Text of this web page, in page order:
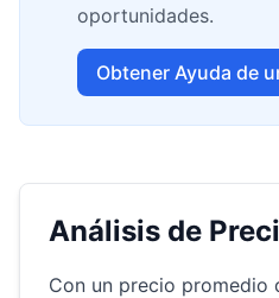
oportunidades.
Obtener Ayuda de
Análisis de
Con un precio promedio